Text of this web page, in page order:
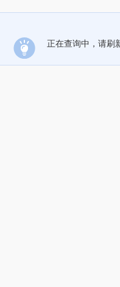
正在查询中，请刷